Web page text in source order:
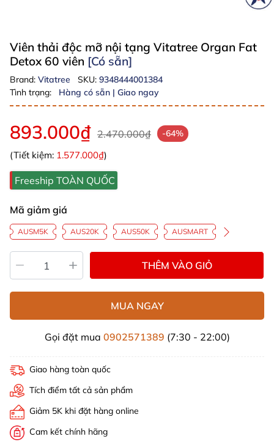
Viên thải độc mỡ nội tạng Vitatree Organ Fat
Detox 60 viên [Có sẵn]
Brand: Vitatree SKU: 9348444001384
Tình trạng:
Hàng có sẵn | Giao ngay
893.000₫ 2.470.000₫ -64%
(Tiết kiệm: 1.577.000₫)
Freeship TOÀN QUỐC
Mã giảm giá
AUSM5K AUS20K AUS50K AUSMART
THÊM VÀO GIỎ
MUA NGAY
Gọi đặt mua 0902571389 (7:30 - 22:00)
Giao hàng toàn quốc
Tích điểm tất cả sản phẩm
Giảm 5K khi đặt hàng online
Cam kết chính hãng